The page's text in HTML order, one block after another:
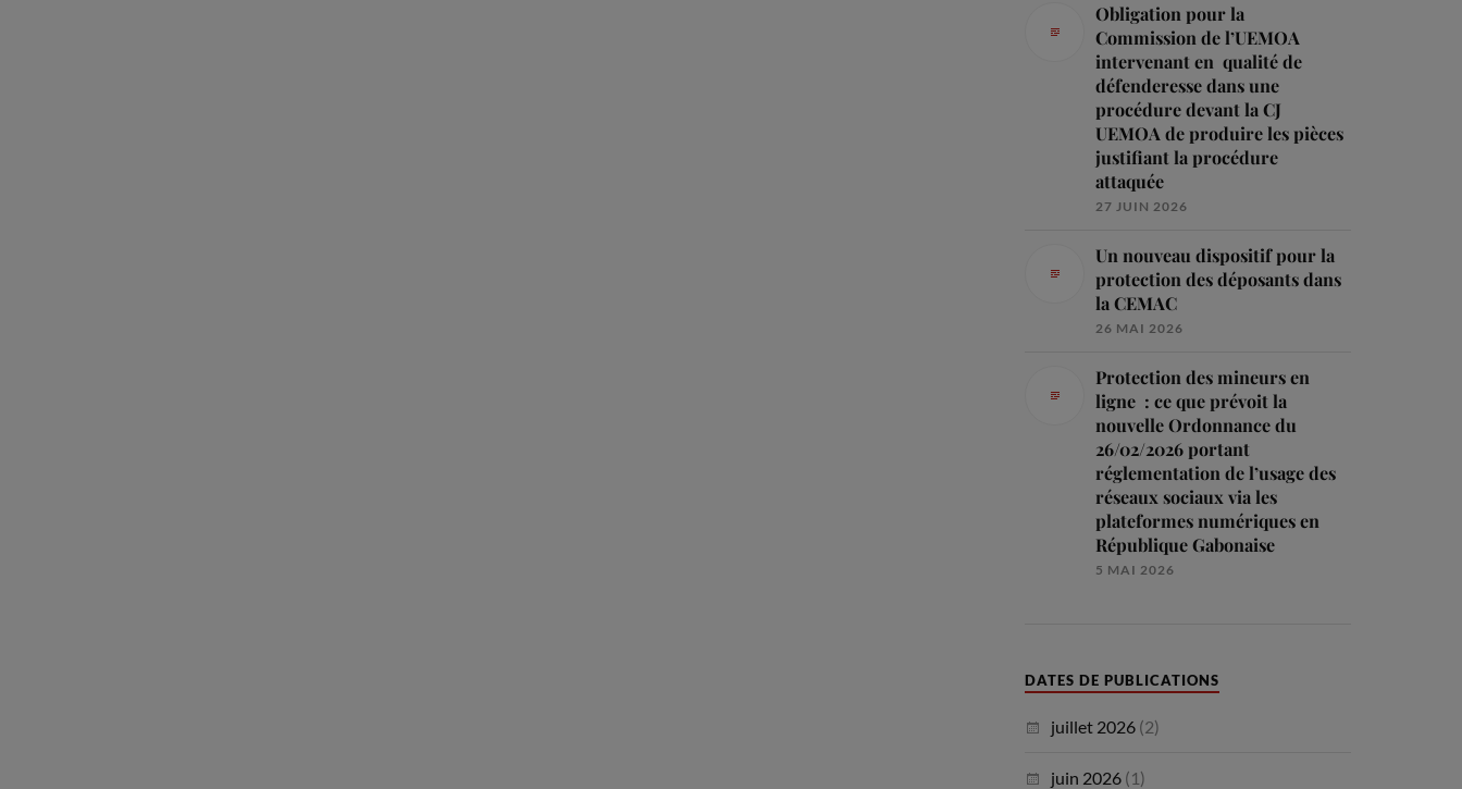
Obligation pour la
Commission de l’UEMOA
intervenant en qualité de
défenderesse dans une
procédure devant la CJ
UEMOA de produire les pièces
justifiant la procédure
attaquée
27 JUIN 2026
Un nouveau dispositif pour la
protection des déposants dans
la CEMAC
26 MAI 2026
Protection des mineurs en
ligne : ce que prévoit la
nouvelle Ordonnance du
26/02/2026 portant
réglementation de l’usage des
réseaux sociaux via les
plateformes numériques en
République Gabonaise
5 MAI 2026
DATES DE PUBLICATIONS
juillet 2026 (2)
juin 2026 (1)